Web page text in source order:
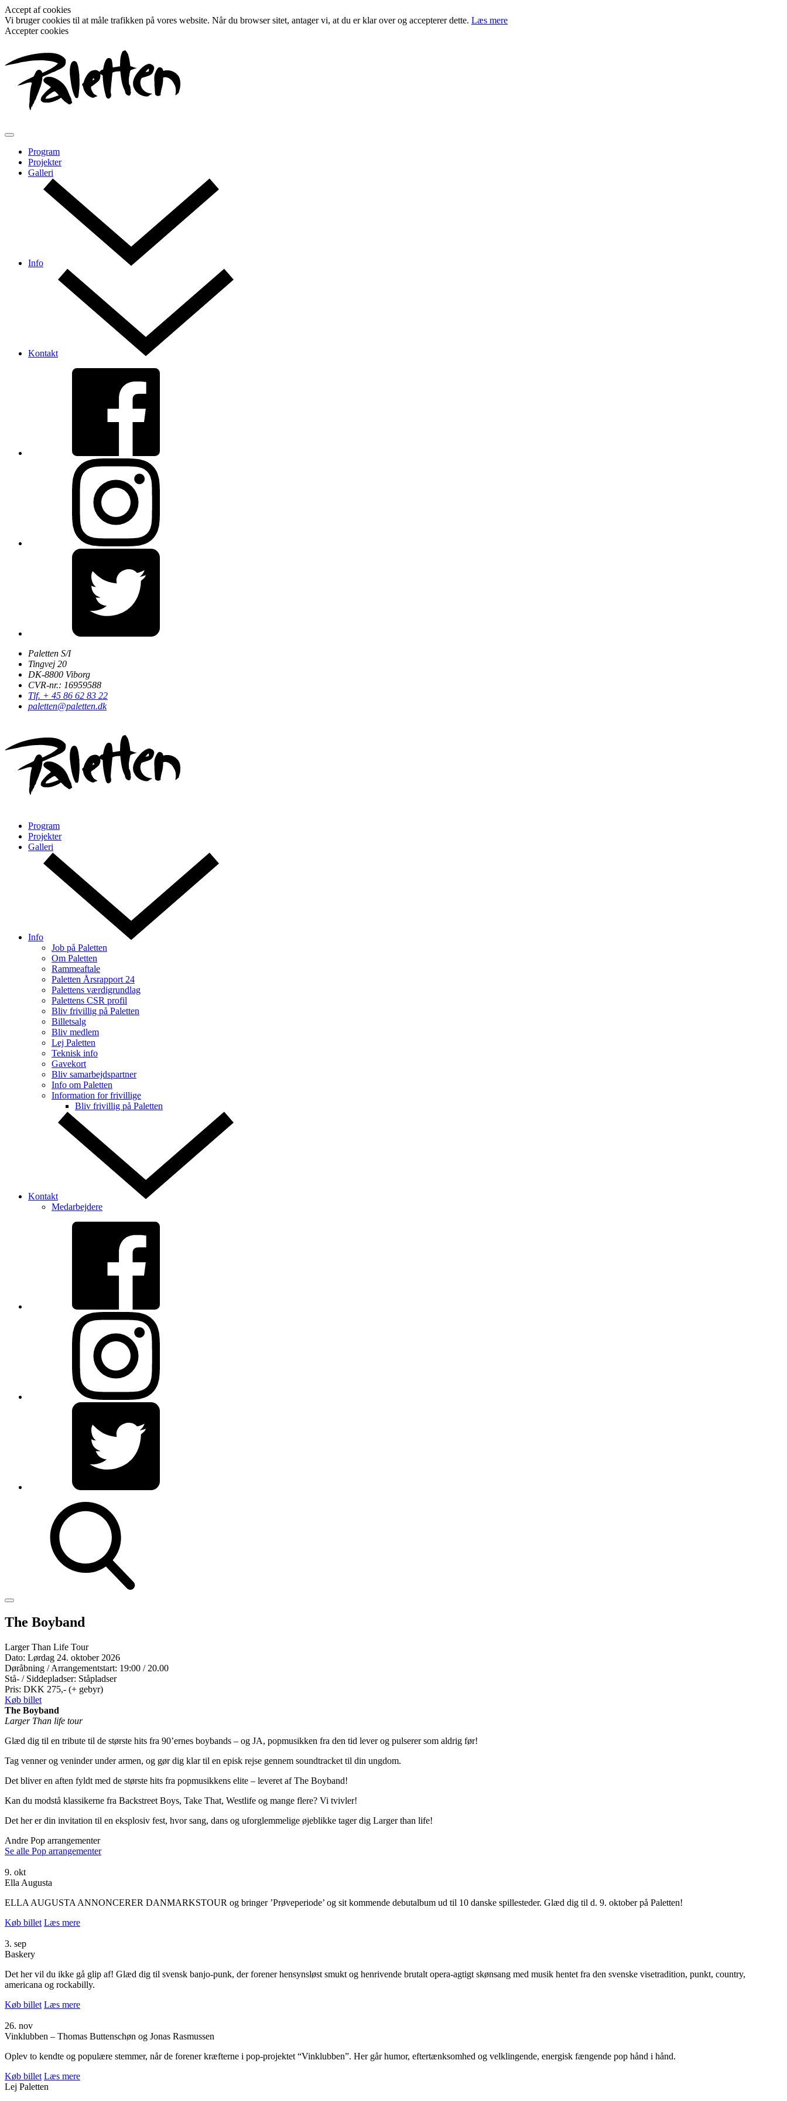
Accept af cookies
Vi bruger cookies til at måle trafikken på vores website. Når du browser sitet, antager vi, at du er klar over og accepterer dette. Læs mere
Accepter cookies
Program
Projekter
Galleri
Info
Kontakt
Paletten S/I
Tingvej 20
DK-8800 Viborg
CVR-nr.: 16959588
Tlf. + 45 86 62 83 22
paletten@paletten.dk
Program
Projekter
Galleri
Info
Job på Paletten
Om Paletten
Rammeaftale
Paletten Årsrapport 24
Palettens værdigrundlag
Palettens CSR profil
Bliv frivillig på Paletten
Billetsalg
Bliv medlem
Lej Paletten
Teknisk info
Gavekort
Bliv samarbejdspartner
Info om Paletten
Information for frivillige
Bliv frivillig på Paletten
Kontakt
Medarbejdere
The Boyband
Larger Than Life Tour
Dato: Lørdag 24. oktober 2026
Døråbning / Arrangementstart: 19:00 / 20.00
Stå- / Siddepladser: Ståpladser
Pris: DKK 275,- (+ gebyr)
Køb billet
The Boyband
Larger Than life tour
Glæd dig til en tribute til de største hits fra 90’ernes boybands – og JA, popmusikken fra den tid lever og pulserer som aldrig før!
Tag venner og veninder under armen, og gør dig klar til en episk rejse gennem soundtracket til din ungdom.
Det bliver en aften fyldt med de største hits fra popmusikkens elite – leveret af The Boyband!
Kan du modstå klassikerne fra Backstreet Boys, Take That, Westlife og mange flere? Vi tvivler!
Det her er din invitation til en eksplosiv fest, hvor sang, dans og uforglemmelige øjeblikke tager dig Larger than life!
Andre Pop arrangementer
Se alle Pop arrangementer
9. okt
Ella Augusta
ELLA AUGUSTA ANNONCERER DANMARKSTOUR og bringer ’Prøveperiode’ og sit kommende debutalbum ud til 10 danske spillesteder. Glæd dig til d. 9. oktober på Paletten!
Køb billet Læs mere
3. sep
Baskery
Det her vil du ikke gå glip af! Glæd dig til svensk banjo-punk, der forener hensynsløst smukt og henrivende brutalt opera-agtigt skønsang med musik hentet fra den svenske visetradition, punkt, country,
americana og rockabilly.
Køb billet Læs mere
26. nov
Vinklubben – Thomas Buttenschøn og Jonas Rasmussen
Oplev to kendte og populære stemmer, når de forener kræfterne i pop-projektet “Vinklubben”. Her går humor, eftertænksomhed og velklingende, energisk fængende pop hånd i hånd.
Køb billet Læs mere
Lej Paletten